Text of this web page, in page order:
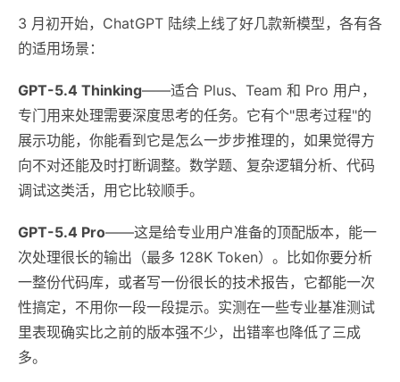
3 月初开始，ChatGPT 陆续上线了好几款新模型，各有各
的适用场景：
GPT-5.4 Thinking——适合 Plus、Team 和 Pro 用户，
专门用来处理需要深度思考的任务。它有个"思考过程"的
展示功能，你能看到它是怎么一步步推理的，如果觉得方
向不对还能及时打断调整。数学题、复杂逻辑分析、代码
调试这类活，用它比较顺手。
GPT-5.4 Pro——这是给专业用户准备的顶配版本，能一
次处理很长的输出（最多 128K Token）。比如你要分析
一整份代码库，或者写一份很长的技术报告，它都能一次
性搞定，不用你一段一段提示。实测在一些专业基准测试
里表现确实比之前的版本强不少，出错率也降低了三成
多。